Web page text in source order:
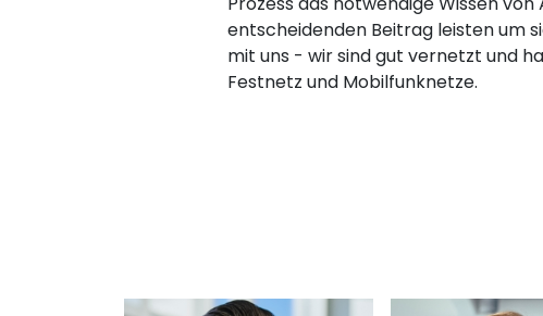
entscheidenden Beitrag leisten um
mit uns - wir sind gut vernetzt und
Festnetz und Mobilfunknetze.